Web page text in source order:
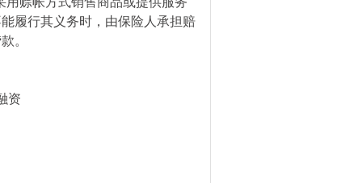
履行其义务时，由保险人承担赔
。
资